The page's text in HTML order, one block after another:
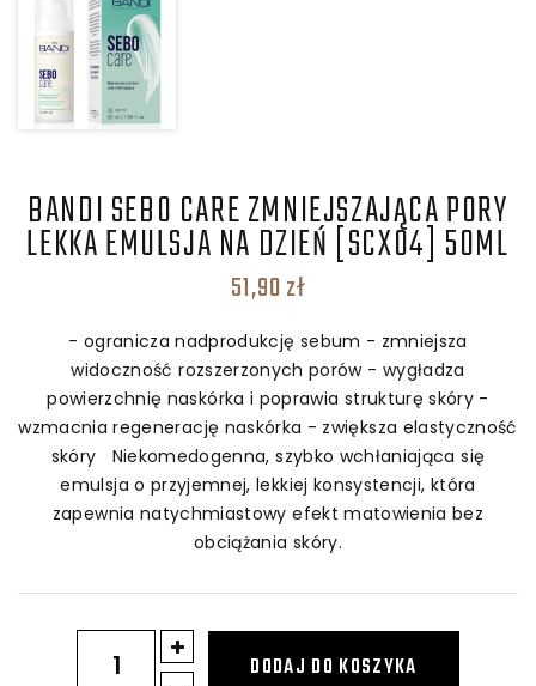
BANDI SEBO CARE ZMNIEJSZAJĄCA PORY
LEKKA EMULSJA NA DZIEŃ [SCX04] 50ML
51,90zł
- ogranicza nadprodukcję sebum - zmniejsza
widoczność rozszerzonych porów - wygładza
powierzchnię naskórka i poprawia strukturę skóry -
wzmacnia regenerację naskórka - zwiększa elastyczność
skóry Niekomedogenna, szybko wchłaniająca się
emulsja o przyjemnej, lekkiej konsystencji, która
zapewnia natychmiastowy efekt matowienia bez
obciążania skóry.
ilość
Bandi
DODAJ DO KOSZYKA